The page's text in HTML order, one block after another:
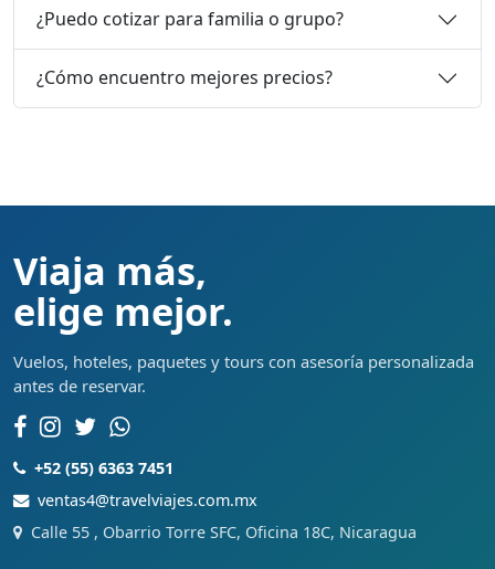
¿Puedo cotizar para familia o grupo?
¿Cómo encuentro mejores precios?
Viaja más,
elige mejor.
Vuelos, hoteles, paquetes y tours con asesoría personalizada
antes de reservar.
+52 (55) 6363 7451
ventas4@travelviajes.com.mx
Calle 55 , Obarrio Torre SFC, Oficina 18C, Nicaragua